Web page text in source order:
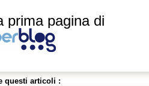
prima pagina di
questi articoli :